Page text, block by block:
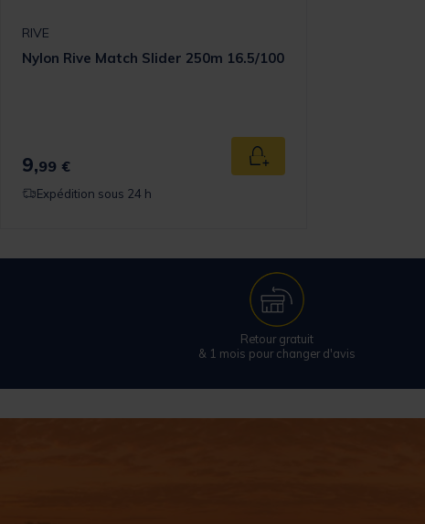
RIVE
Nylon Rive Match Slider 250m 16.5/100
9,99 € Ajouter au panier
Expédition sous 24 h
Retour gratuit
& 1 mois pour changer d'avis